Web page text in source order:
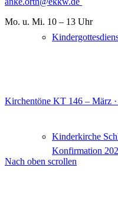
Kinderkirche
Mo. u. Mi. 10 – 13 Uhr
Kirchentöne KT 146 – März
Konfirmation
Nach oben scrollen